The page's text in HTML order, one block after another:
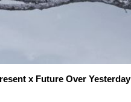
x Future Over Yesterday